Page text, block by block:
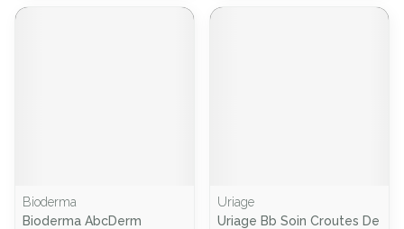
Bioderma
Bioderma AbcDerm
Uriage
Uriage Bb Soin Croutes De